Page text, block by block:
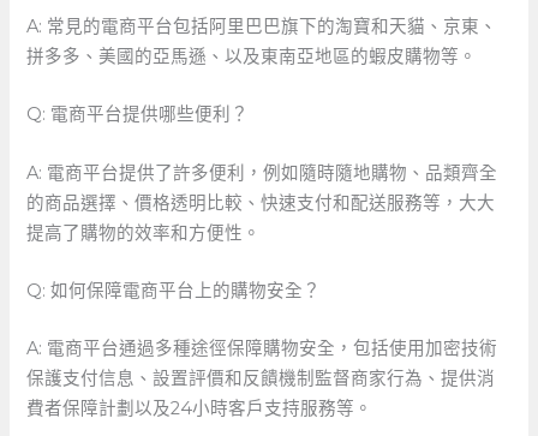
A:⁢ 常見的電商平台包括阿里巴巴旗下的淘寶和天貓、京東、
拼多多、美國的亞馬遜、以及東南亞地區的蝦皮購物等。
Q: ⁤電商平台提供哪些便利？
A: 電商平台提供了許多便利，例如隨時隨地購物、品類齊全
的商品選擇、價格透明比較、快速支付和配送服務等，大大
提高了購物的效率和方便性。
Q: 如何保障電商平台上的購物安全？
A:⁣ 電商平台通過多種途徑保障購物安全，包括使用加密技術
保護支付信息、設置評價和反饋機制監督商家行為、提供消
費者保障計劃以及24小時客戶支持服務等。